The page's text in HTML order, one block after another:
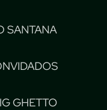
SANTANA
GHETTO